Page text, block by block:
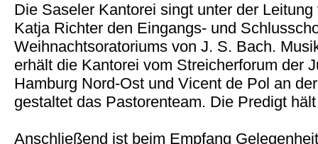
Die Saseler Kantorei singt unter der
Katja Richter den Eingangs- und
Weihnachtsoratoriums von J. S. Bach.
erhält die Kantorei vom Streicherforum der
Hamburg Nord-Ost und Vicent de Pol an
gestaltet das Pastorenteam. Die Predigt
Anschließend ist beim Empfang